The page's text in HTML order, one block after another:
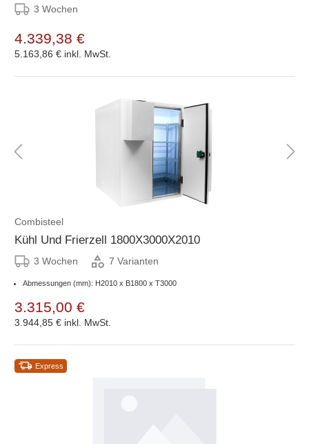
3 Wochen
4.339,38 €
5.163,86 € inkl. MwSt.
Combisteel
Kühl Und Frierzell 1800X3000X2010
3 Wochen 7 Varianten
Abmessungen (mm): H2010 x B1800 x T3000
3.315,00 €
3.944,85 € inkl. MwSt.
Express